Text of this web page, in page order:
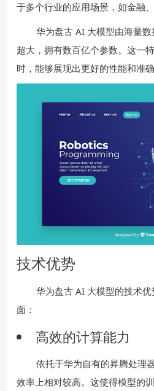
于多个行业的应用场景，如金融
华为盘古 AI 大模型由海量
超大，拥有数百亿个参数。这一
时，能够展现出更好的性能和准确
技术优势
华为盘古 AI 大模型的技术
面：
高效的计算能力
依托于华为自有的昇腾处理
效率上相对较高。这使得模型的